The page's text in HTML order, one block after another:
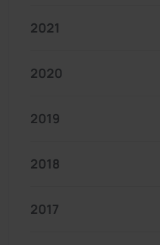
2021
2020
2019
2018
2017